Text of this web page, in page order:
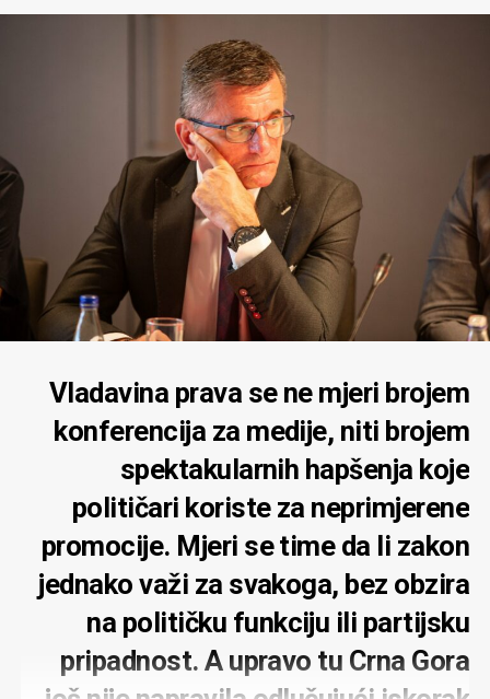
Vladavina prava se ne mjeri brojem
konferencija za medije, niti brojem
spektakularnih hapšenja koje
političari koriste za neprimjerene
promocije. Mjeri se time da li zakon
jednako važi za svakoga, bez obzira
na političku funkciju ili partijsku
pripadnost. A upravo tu Crna Gora